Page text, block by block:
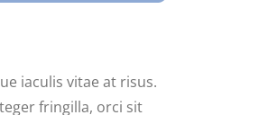
iaculis vitae at risus.
fringilla, orci sit